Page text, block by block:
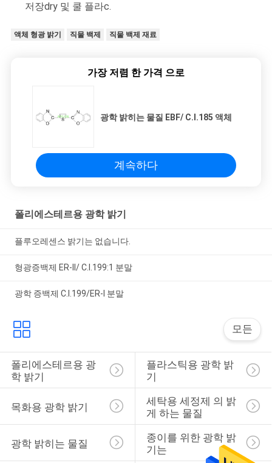
PRIVACY
저장dry 및 쿨 플라c.
액체 형광 밝기 직물 백제 직물 백제 재료
가장 저렴 한 가격 으로
광학 밝히는 물질 EBF/ C.I.185 액체
계속하다
폴리에스테르용 광학 밝기
플루오레센스 밝기는 없습니다.
형광증백제 ER-II/ C.I.199:1 분말
광학 증백제 C.I.199/ER-I 분말
모든
폴리에스테르용 광
학 밝기
플라스틱용 광학 밝
기
목화용 광학 밝기
세탁용 세정제 의 밝
게 하는 물질
광학 밝히는 물질
종이를 위한 광학 밝
기는